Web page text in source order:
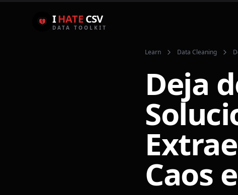
IHATE CSV
DATA TOOLKIT
Learn Data Cleaning
Deja
Caos